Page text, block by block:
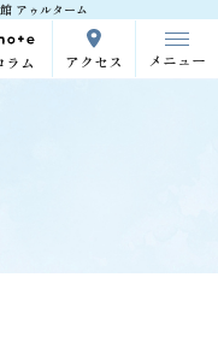
アゥルターム
ラム アクセス メニュー